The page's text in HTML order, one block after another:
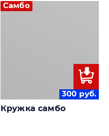
Самбо
300 руб.
Кружка самбо